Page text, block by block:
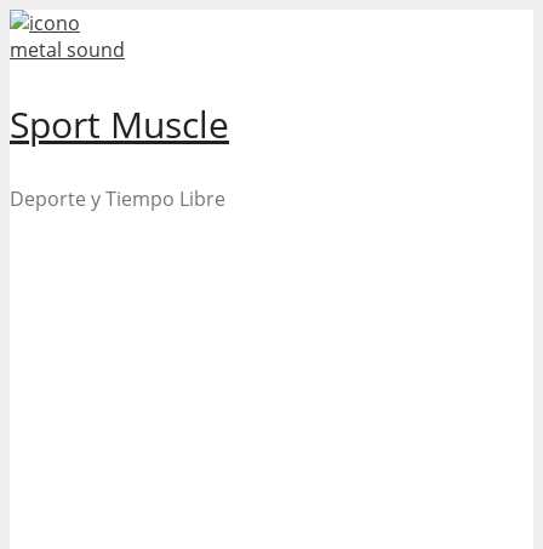
Skip
to
Sport Muscle
Deporte y Tiempo Libre